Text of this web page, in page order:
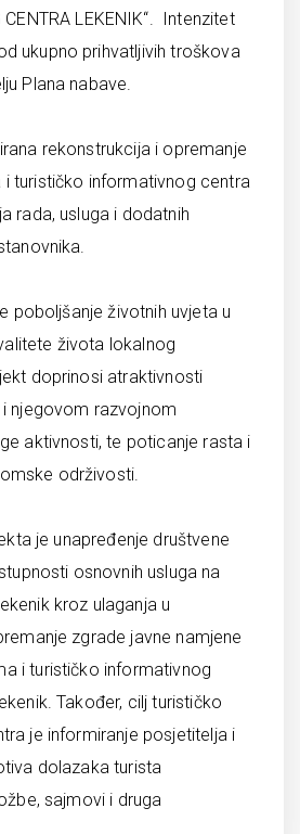
CENTRA LEKENIK“. Intenzitet
ukupno prihvatljivih troškova
Plana nabave.
rekonstrukcija i opremanje
turističko informativnog centra
rada, usluga i dodatnih
poboljšanje životnih uvjeta u
života lokalnog
doprinosi atraktivnosti
njegovom razvojnom
aktivnosti, te poticanje rasta i
održivosti.
je unapređenje društvene
osnovnih usluga na
kroz ulaganja u
zgrade javne namjene
i turističko informativnog
Također, cilj turističko
je informiranje posjetitelja i
dolazaka turista
sajmovi i druga